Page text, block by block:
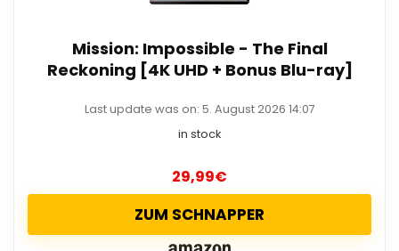
Mission: Impossible - The Final
Reckoning [4K UHD + Bonus Blu-ray]
Last update was on: 5. August 2026 14:07
in stock
29,99€
ZUM SCHNAPPER